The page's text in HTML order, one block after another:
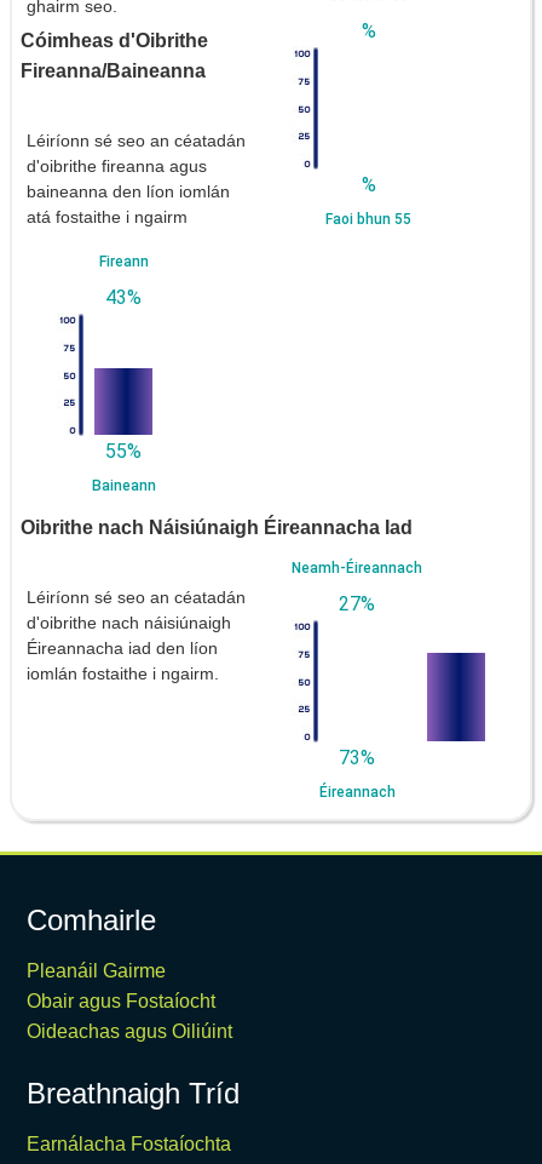
ghairm seo.
%
%
Faoi bhun 55
Cóimheas d'Oibrithe
Fireanna/Baineanna
Léiríonn sé seo an céatadán
d'oibrithe fireanna agus
baineanna den líon iomlán
atá fostaithe i ngairm
Fireann
43%
55%
Baineann
Oibrithe nach Náisiúnaigh Éireannacha Iad
Léiríonn sé seo an céatadán
d'oibrithe nach náisiúnaigh
Éireannacha iad den líon
iomlán fostaithe i ngairm.
Neamh-Éireannach
27%
73%
Éireannach
Comhairle
Pleanáil Gairme
Obair agus Fostaíocht
Oideachas agus Oiliúint
Breathnaigh Tríd
Earnálacha Fostaíochta